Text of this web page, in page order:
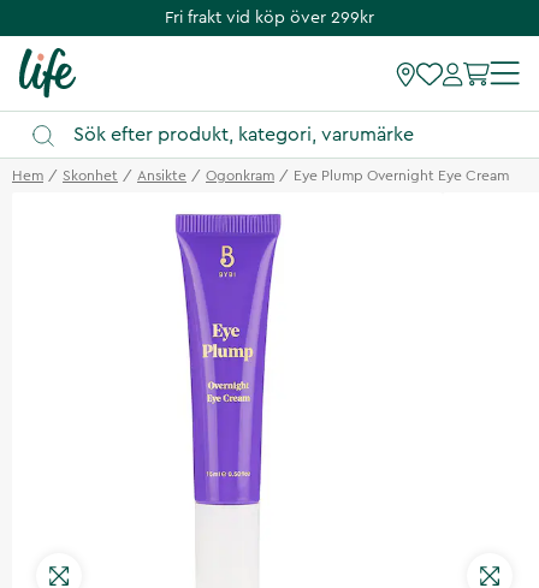
Fri frakt vid köp över 299kr
Hem Skonhet Ansikte Ogonkram Eye Plump Overnight Eye Cream